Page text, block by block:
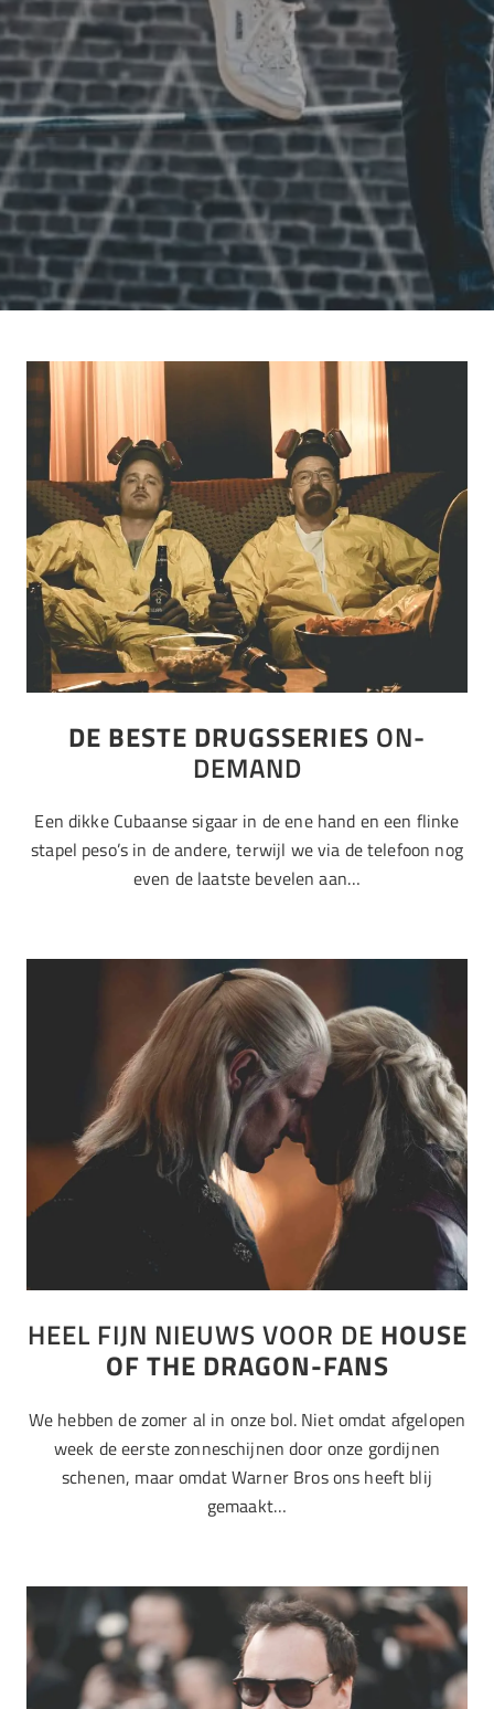
DE BESTE DRUGSSERIES ON-
DEMAND
Een dikke Cubaanse sigaar in de ene hand en een flinke
stapel peso’s in de andere, terwijl we via de telefoon nog
even de laatste bevelen aan…
HEEL FIJN NIEUWS VOOR DE HOUSE
OF THE DRAGON-FANS
We hebben de zomer al in onze bol. Niet omdat afgelopen
week de eerste zonneschijnen door onze gordijnen
schenen, maar omdat Warner Bros ons heeft blij
gemaakt…